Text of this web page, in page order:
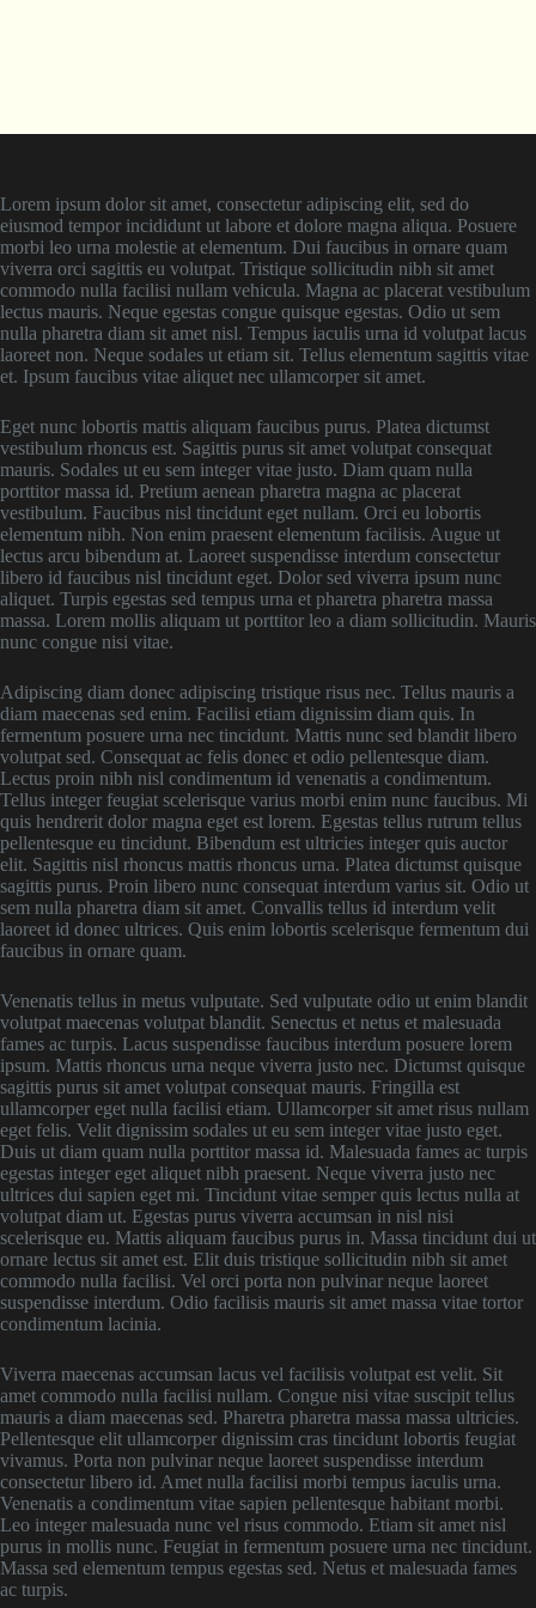
Lorem ipsum dolor sit amet, consectetur adipiscing elit, sed do
eiusmod tempor incididunt ut labore et dolore magna aliqua. Posuere
morbi leo urna molestie at elementum. Dui faucibus in ornare quam
viverra orci sagittis eu volutpat. Tristique sollicitudin nibh sit amet
commodo nulla facilisi nullam vehicula. Magna ac placerat vestibulum
lectus mauris. Neque egestas congue quisque egestas. Odio ut sem
nulla pharetra diam sit amet nisl. Tempus iaculis urna id volutpat lacus
laoreet non. Neque sodales ut etiam sit. Tellus elementum sagittis vitae
et. Ipsum faucibus vitae aliquet nec ullamcorper sit amet.
Eget nunc lobortis mattis aliquam faucibus purus. Platea dictumst
vestibulum rhoncus est. Sagittis purus sit amet volutpat consequat
mauris. Sodales ut eu sem integer vitae justo. Diam quam nulla
porttitor massa id. Pretium aenean pharetra magna ac placerat
vestibulum. Faucibus nisl tincidunt eget nullam. Orci eu lobortis
elementum nibh. Non enim praesent elementum facilisis. Augue ut
lectus arcu bibendum at. Laoreet suspendisse interdum consectetur
libero id faucibus nisl tincidunt eget. Dolor sed viverra ipsum nunc
aliquet. Turpis egestas sed tempus urna et pharetra pharetra massa
massa. Lorem mollis aliquam ut porttitor leo a diam sollicitudin. Mauris
nunc congue nisi vitae.
Adipiscing diam donec adipiscing tristique risus nec. Tellus mauris a
diam maecenas sed enim. Facilisi etiam dignissim diam quis. In
fermentum posuere urna nec tincidunt. Mattis nunc sed blandit libero
volutpat sed. Consequat ac felis donec et odio pellentesque diam.
Lectus proin nibh nisl condimentum id venenatis a condimentum.
Tellus integer feugiat scelerisque varius morbi enim nunc faucibus. Mi
quis hendrerit dolor magna eget est lorem. Egestas tellus rutrum tellus
pellentesque eu tincidunt. Bibendum est ultricies integer quis auctor
elit. Sagittis nisl rhoncus mattis rhoncus urna. Platea dictumst quisque
sagittis purus. Proin libero nunc consequat interdum varius sit. Odio ut
sem nulla pharetra diam sit amet. Convallis tellus id interdum velit
laoreet id donec ultrices. Quis enim lobortis scelerisque fermentum dui
faucibus in ornare quam.
Venenatis tellus in metus vulputate. Sed vulputate odio ut enim blandit
volutpat maecenas volutpat blandit. Senectus et netus et malesuada
fames ac turpis. Lacus suspendisse faucibus interdum posuere lorem
ipsum. Mattis rhoncus urna neque viverra justo nec. Dictumst quisque
sagittis purus sit amet volutpat consequat mauris. Fringilla est
ullamcorper eget nulla facilisi etiam. Ullamcorper sit amet risus nullam
eget felis. Velit dignissim sodales ut eu sem integer vitae justo eget.
Duis ut diam quam nulla porttitor massa id. Malesuada fames ac turpis
egestas integer eget aliquet nibh praesent. Neque viverra justo nec
ultrices dui sapien eget mi. Tincidunt vitae semper quis lectus nulla at
volutpat diam ut. Egestas purus viverra accumsan in nisl nisi
scelerisque eu. Mattis aliquam faucibus purus in. Massa tincidunt dui ut
ornare lectus sit amet est. Elit duis tristique sollicitudin nibh sit amet
commodo nulla facilisi. Vel orci porta non pulvinar neque laoreet
suspendisse interdum. Odio facilisis mauris sit amet massa vitae tortor
condimentum lacinia.
Viverra maecenas accumsan lacus vel facilisis volutpat est velit. Sit
amet commodo nulla facilisi nullam. Congue nisi vitae suscipit tellus
mauris a diam maecenas sed. Pharetra pharetra massa massa ultricies.
Pellentesque elit ullamcorper dignissim cras tincidunt lobortis feugiat
vivamus. Porta non pulvinar neque laoreet suspendisse interdum
consectetur libero id. Amet nulla facilisi morbi tempus iaculis urna.
Venenatis a condimentum vitae sapien pellentesque habitant morbi.
Leo integer malesuada nunc vel risus commodo. Etiam sit amet nisl
purus in mollis nunc. Feugiat in fermentum posuere urna nec tincidunt.
Massa sed elementum tempus egestas sed. Netus et malesuada fames
ac turpis.